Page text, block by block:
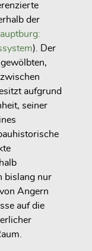
der
). Der
aufgrund
seiner
bislang nur
Angern
auf die